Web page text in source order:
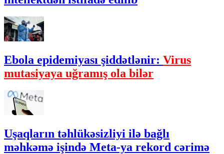
Ebola epidemiyası şiddətlənir: Virus
mutasiyaya uğramış ola bilər
Uşaqların təhlükəsizliyi ilə bağlı
məhkəmə işində Meta-ya rekord cərimə